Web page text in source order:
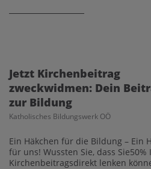
Jetzt Kirchenbeitrag
zweckwidmen: Dein
zur Bildung
Katholisches Bildungswerk OÖ
Ein Häkchen für die Bildung – Ein
für uns! Wussten Sie, dass Sie50%
Kirchenbeitragsdirekt lenken